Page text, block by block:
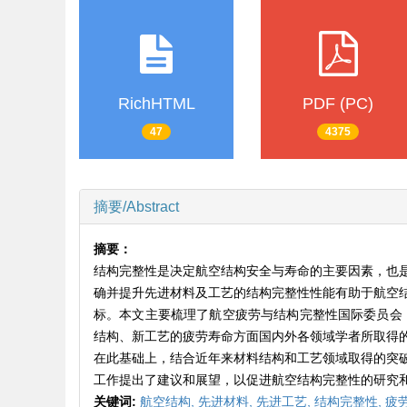
RichHTML
47
PDF (PC)
4375
摘要/Abstract
摘要：
结构完整性是决定航空结构安全与寿命的主要因素，
确并提升先进材料及工艺的结构完整性性能有助于航
标。本文主要梳理了航空疲劳与结构完整性国际委员
结构、新工艺的疲劳寿命方面国内外各领域学者所取
在此基础上，结合近年来材料结构和工艺领域取得的
工作提出了建议和展望，以促进航空结构完整性的研究
关键词: 航空结构, 先进材料, 先进工艺, 结构完整性, 疲